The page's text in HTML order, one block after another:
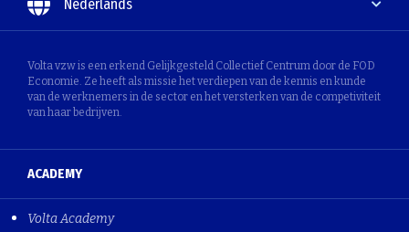
Volta vzw is een erkend Gelijkgesteld Collectief Centrum door de FOD
Economie. Ze heeft als missie het verdiepen van de kennis en kunde
van de werknemers in de sector en het versterken van de competiviteit
van haar bedrijven.
Nederlands
ACADEMY
Volta Academy